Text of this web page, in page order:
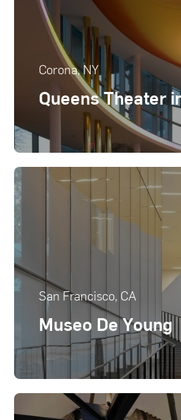
Corona, NY
Queens Theater
San Francisco, CA
Museo De Young